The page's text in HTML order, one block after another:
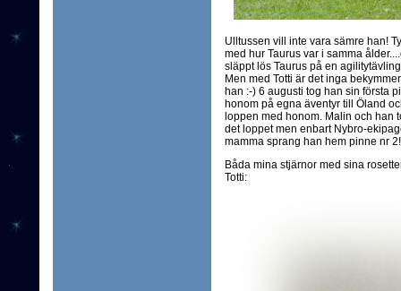
Ulltussen vill inte vara sämre han!
med hur Taurus var i samma
släppt lös Taurus på en
Men med Totti är det inga
han :-) 6 augusti tog han sin första
honom på egna äventyr till Öland
loppen med honom. Malin och han
det loppet men enbart Nybro-
mamma sprang han hem pinne nr
Båda mina stjärnor med sina
Totti: